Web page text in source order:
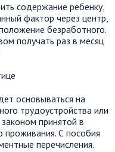
содержание ребенку,
фактор через центр,
безработного.
получать раз в месяц
основываться на
трудоустройства или
принятой в
проживания. С пособия
перечисления.